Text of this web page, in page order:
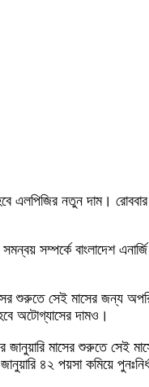
নতুন দাম। রোববার
সম্পর্কে বাংলাদেশ এনার্জি
শুরুতে সেই মাসের জন্য
অটোগ্যাসের দামও।
মাসের শুরুতে সেই
৪২ পয়সা কমিয়ে